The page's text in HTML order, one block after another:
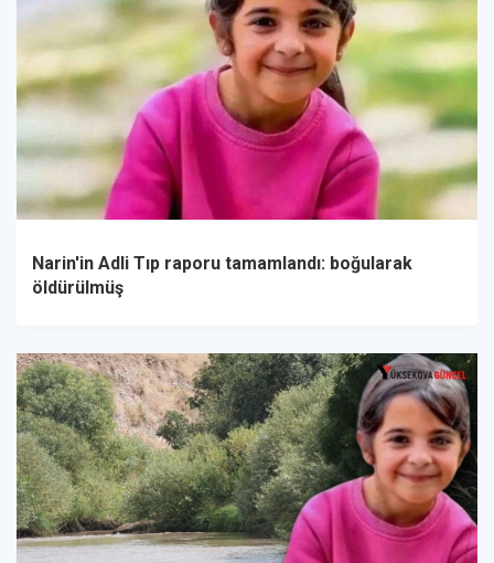
Narin'in Adli Tıp raporu tamamlandı: boğularak
öldürülmüş